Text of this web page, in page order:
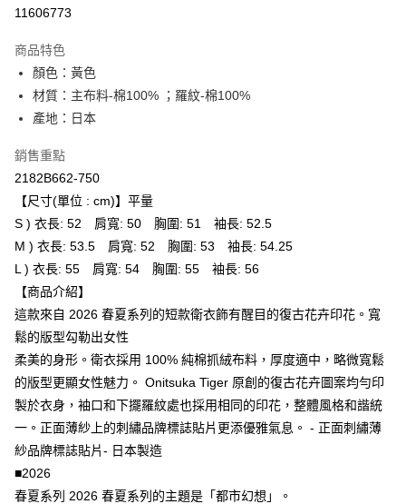
運送方式
全家取貨付款
每筆NT$80，滿NT$6,000(含以上)免運費
萊爾富取貨付款
每筆NT$80，滿NT$6,000(含以上)免運費
付款後萊爾富取貨
每筆NT$80，滿NT$6,000(含以上)免運費
7-11取貨付款
每筆NT$80，滿NT$6,000(含以上)免運費
付款後7-11取貨
每筆NT$80，滿NT$6,000(含以上)免運費
宅配
每筆NT$120，滿NT$6,000(含以上)免運費
11606773
商品特色
顏色：黃色
材質：主布料-棉100% ；羅紋-棉100%
產地：日本
銷售重點
2182B662-750
【尺寸(單位 : cm)】平量
S ) 衣長: 52 肩寬: 50 胸圍: 51 袖長: 52.5
M ) 衣長: 53.5 肩寬: 52 胸圍: 53 袖長: 54.25
L ) 衣長: 55 肩寬: 54 胸圍: 55 袖長: 56
【商品介紹】
這款來自 2026 春夏系列的短款衛衣飾有醒目的復古花卉印花。寬
鬆的版型勾勒出女性
柔美的身形。衛衣採用 100% 純棉抓絨布料，厚度適中，略微寬鬆
的版型更顯女性魅力。 Onitsuka Tiger 原創的復古花卉圖案均勻印
製於衣身，袖口和下擺羅紋處也採用相同的印花，整體風格和諧統
一。正面薄紗上的刺繡品牌標誌貼片更添優雅氣息。 - 正面刺繡薄
紗品牌標誌貼片- 日本製造
■2026
春夏系列 2026 春夏系列的主題是「都市幻想」。